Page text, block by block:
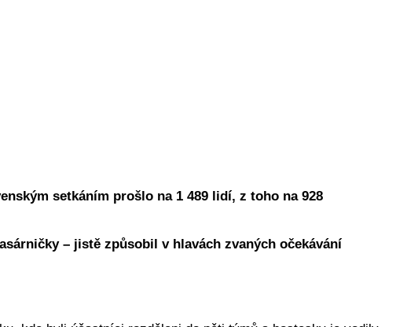
setkáním prošlo na 1 489 lidí, z toho na 928
– jistě způsobil v hlavách zvaných očekávání